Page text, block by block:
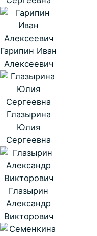
Гарипин Иван
Алексеевич
Глазырина
Юлия
Сергеевна
Глазырин
Александр
Викторович